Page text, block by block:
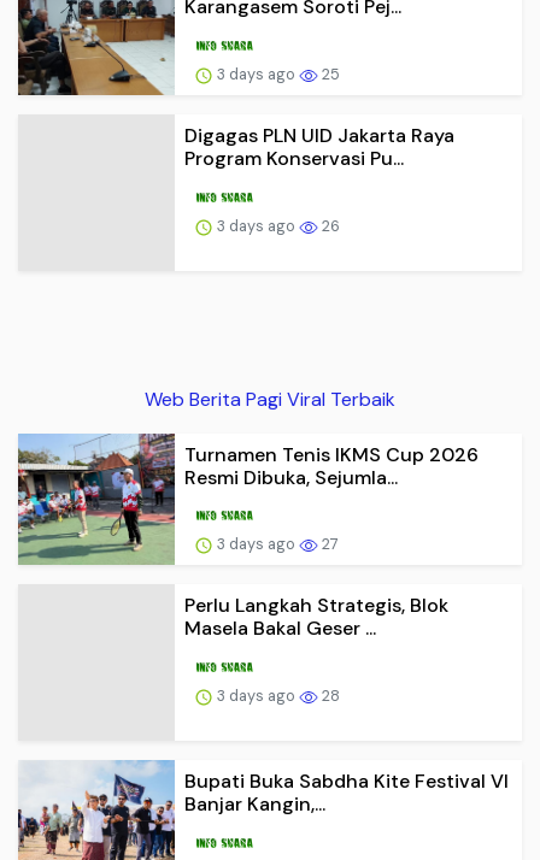
Karangasem Soroti Pej...
3 days ago 25
Digagas PLN UID Jakarta Raya
Program Konservasi Pu...
3 days ago 26
Web Berita Pagi Viral Terbaik
Turnamen Tenis IKMS Cup 2026
Resmi Dibuka, Sejumla...
3 days ago 27
Perlu Langkah Strategis, ​Blok
Masela Bakal Geser ...
3 days ago 28
Bupati Buka Sabdha Kite Festival VI
Banjar Kangin,...